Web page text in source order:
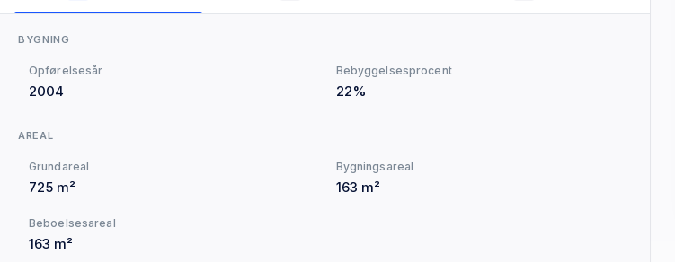
BYGNING
Opførelsesår
2004
Bebyggelsesprocent
22%
AREAL
Grundareal
725 m²
Bygningsareal
163 m²
Beboelsesareal
163 m²